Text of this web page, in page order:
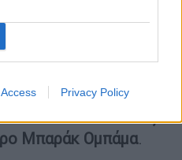
Privacy Policy
του Ντέλαγουερ
μίλησε σε
που έκανε
Λευκό Οίκο το 2012,
Μπαράκ Ομπάμα.